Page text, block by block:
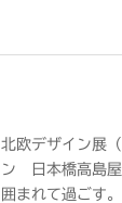
北欧デザイン展
ン 日本橋高島
囲まれて過ごす。